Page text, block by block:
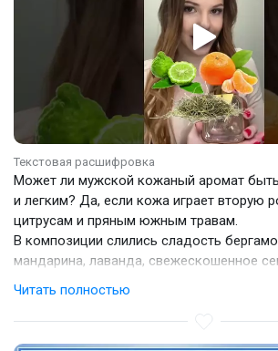
Текстовая расшифровка
Может ли мужской кожаный аромат
и легким? Да, если кожа играет вторую
цитрусам и пряным южным травам.
В композиции слились сладость
мандарина, лаванда, свежескошенное
древесина. Лаванда здесь – не пыльная
Это идеальный «свежак» на лето, для
мужские парфюмы с травами,
Читать полностью